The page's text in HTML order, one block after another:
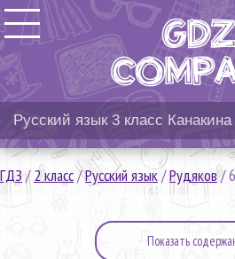
ГДЗ/2 класс/Русский язык/Рудяков/6
Показать